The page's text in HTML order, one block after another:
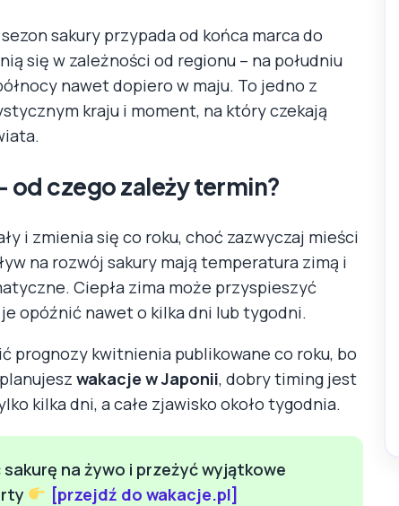
sakury przypada od końca marca do
się w zależności od regionu – na południu
nawet dopiero w maju. To jedno z
kraju i moment, na który czekają
od czego zależy termin?
i zmienia się co roku, choć zazwyczaj mieści
na rozwój sakury mają temperatura zimą i
Ciepła zima może przyspieszyć
opóźnić nawet o kilka dni lub tygodni.
prognozy kwitnienia publikowane co roku, bo
wakacje w Japonii, dobry timing jest
kilka dni, a całe zjawisko około tygodnia.
na żywo i przeżyć wyjątkowe
[przejdź do wakacje.pl]